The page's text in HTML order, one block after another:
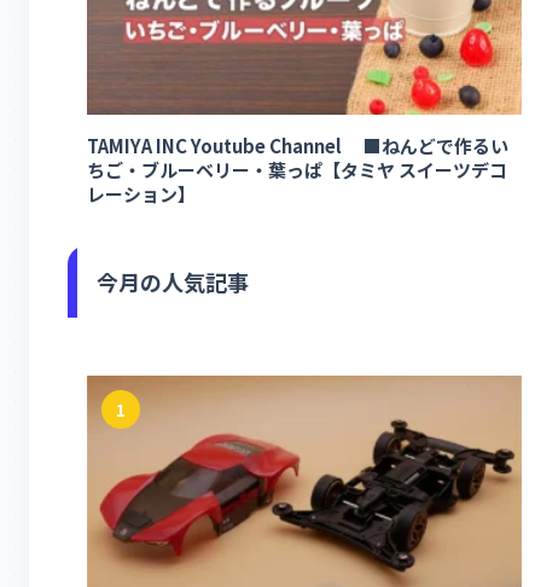
TAMIYA INC Youtube Channel ■ねんどで作るい
ちご・ブルーベリー・葉っぱ【タミヤ スイーツデコ
レーション】
今月の人気記事
1